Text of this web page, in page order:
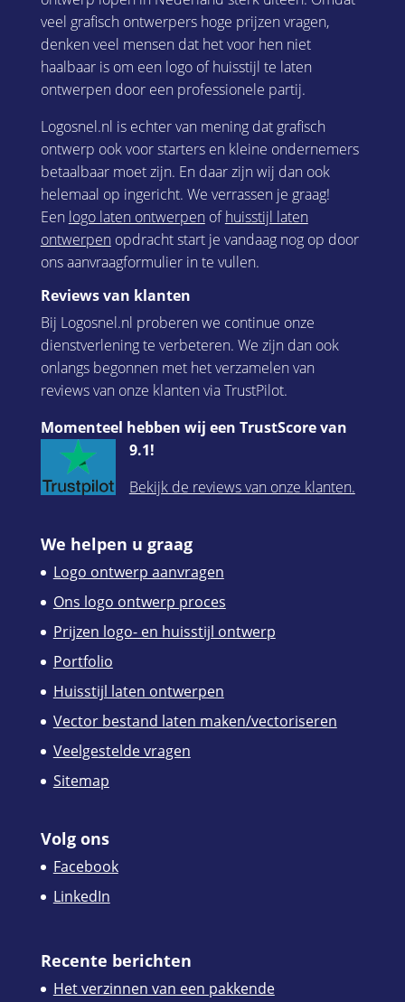
veel grafisch ontwerpers hoge prijzen vragen,
denken veel mensen dat het voor hen niet
haalbaar is om een logo of huisstijl te laten
ontwerpen door een professionele partij.
Logosnel.nl is echter van mening dat grafisch
ontwerp ook voor starters en kleine ondernemers
betaalbaar moet zijn. En daar zijn wij dan ook
helemaal op ingericht. We verrassen je graag!
Een logo laten ontwerpenofhuisstijl laten
ontwerpenopdracht start je vandaag nog op door
ons aanvraagformulier in te vullen.
Reviews van klanten
Bij Logosnel.nl proberen we continue onze
dienstverlening te verbeteren. We zijn dan ook
onlangs begonnen met het verzamelen van
reviews van onze klanten via TrustPilot.
Momenteel hebben wij een TrustScore van
9.1!
Bekijk de reviews van onze klanten.
We helpen u graag
Logo ontwerp aanvragen
Ons logo ontwerp proces
Prijzen logo- en huisstijl ontwerp
Portfolio
Huisstijl laten ontwerpen
Vector bestand laten maken/vectoriseren
Veelgestelde vragen
Sitemap
Volg ons
Facebook
LinkedIn
Recente berichten
Het verzinnen van een pakkende